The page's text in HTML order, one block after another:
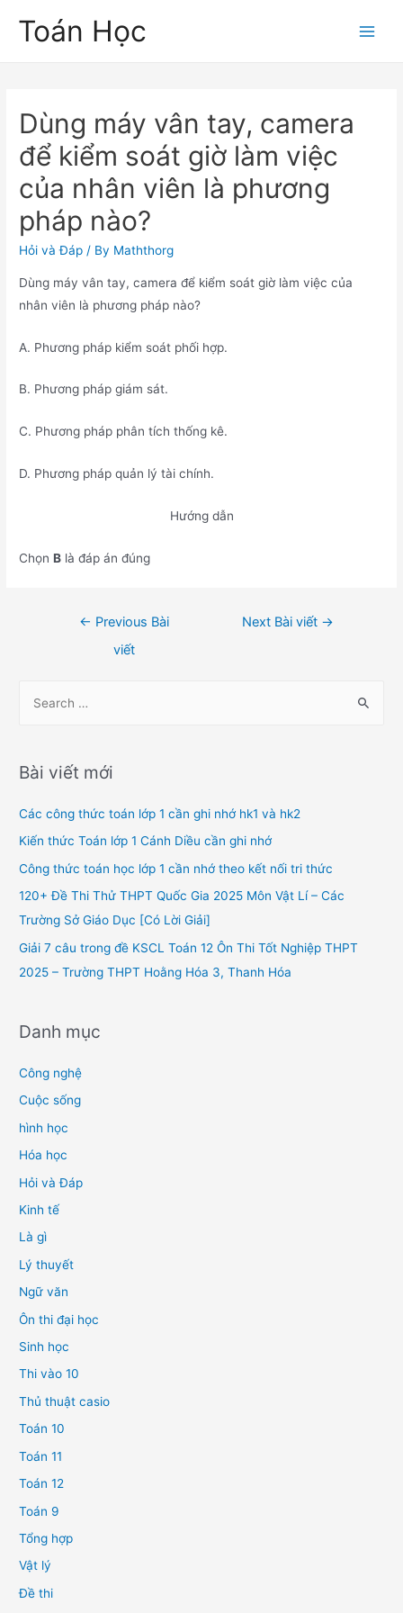
Toán Học
Dùng máy vân tay, camera
để kiểm soát giờ làm việc
của nhân viên là phương
pháp nào?
Hỏi và Đáp / By Maththorg
Dùng máy vân tay, camera để kiểm soát giờ làm việc của
nhân viên là phương pháp nào?
A. Phương pháp kiểm soát phối hợp.
B. Phương pháp giám sát.
C. Phương pháp phân tích thống kê.
D. Phương pháp quản lý tài chính.
Hướng dẫn
ChọnB là đáp án đúng
← Previous Bài
viết
Next Bài viết →
r
h
f
o
Bài viết mới
Các công thức toán lớp 1 cần ghi nhớ hk1 và hk2
Kiến thức Toán lớp 1 Cánh Diều cần ghi nhớ
Công thức toán học lớp 1 cần nhớ theo kết nối tri thức
120+ Đề Thi Thử THPT Quốc Gia 2025 Môn Vật Lí – Các
Trường Sở Giáo Dục [Có Lời Giải]
Giải 7 câu trong đề KSCL Toán 12 Ôn Thi Tốt Nghiệp THPT
2025 – Trường THPT Hoằng Hóa 3, Thanh Hóa
Danh mục
Công nghệ
Cuộc sống
hình học
Hóa học
Hỏi và Đáp
Kinh tế
Là gì
Lý thuyết
Ngữ văn
Ôn thi đại học
Sinh học
Thi vào 10
Thủ thuật casio
Toán 10
Toán 11
Toán 12
Toán 9
Tổng hợp
Vật lý
Đề thi